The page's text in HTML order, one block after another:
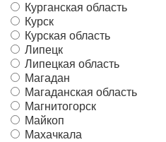
Курганская область
Курск
Курская область
Липецк
Липецкая область
Магадан
Магаданская область
Магнитогорск
Майкоп
Махачкала